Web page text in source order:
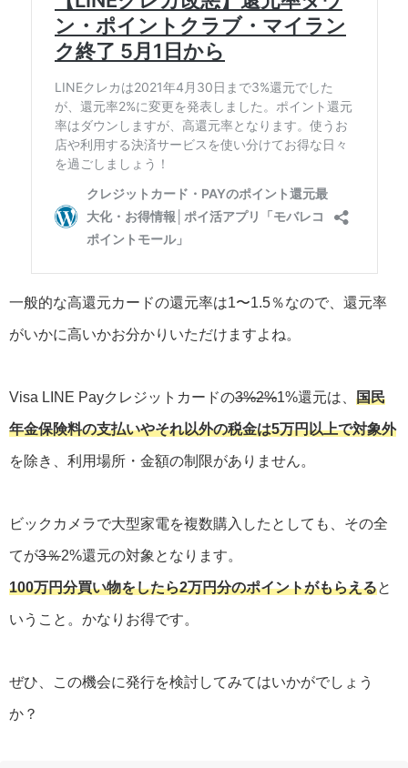
一般的な高還元カードの還元率は1〜1.5％なので、還元率
がいかに高いかお分かりいただけますよね。
Visa LINE Payクレジットカードの3%2%1%還元は、 国民
年金保険料の支払いやそれ以外の税金は5万円以上で対象外
を除き、利用場所・金額の制限がありません。
ビックカメラで大型家電を複数購入したとしても、その全
てが3％2%還元の対象となります。
100万円分買い物をしたら2万円分のポイントがもらえると
いうこと。かなりお得です。
ぜひ、この機会に発行を検討してみてはいかがでしょう
か？